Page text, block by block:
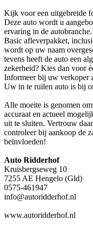
Kijk voor een uitgebreide
Deze auto wordt u
ervaring in de
Basic afleverpakket,
wordt op uw naam
tevens heeft de auto een
zekerheid? Kies dan voor
Informeer bij uw verkoper
Uw in te ruilen auto is bij
Alle moeite is genomen
accuraat en actueel
uit te sluiten. Vertrouw
controleer bij aankoop de
beïnvloeden!
Auto Ridderhof
Kruisbergseweg 10
7255 AE Hengelo (Gld)
0575-461947
info@autoridderhof.nl
www.autoridderhof.nl